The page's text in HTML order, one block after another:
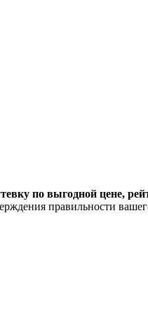
по выгодной цене,
правильности